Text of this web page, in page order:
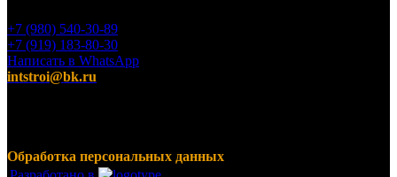
+7 (980) 540-30-89
+7 (919) 183-80-30
Написать в WhatsApp
intstroi@bk.ru
Обработка персональных данных